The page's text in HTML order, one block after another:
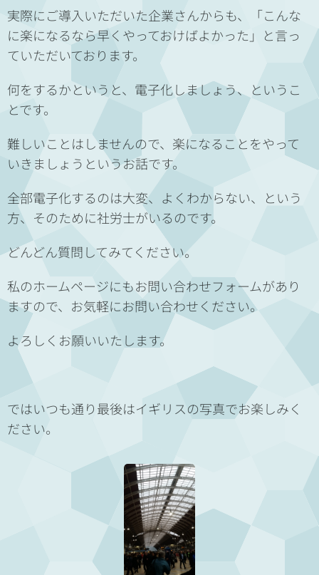
実際にご導入いただいた企業さんからも、「こんな
に楽になるなら早くやっておけばよかった」と言っ
ていただいております。
何をするかというと、電子化しましょう、というこ
とです。
難しいことはしませんので、楽になることをやって
いきましょうというお話です。
全部電子化するのは大変、よくわからない、という
方、そのために社労士がいるのです。
どんどん質問してみてください。
私のホームページにもお問い合わせフォームがあり
ますので、お気軽にお問い合わせください。
よろしくお願いいたします。
ではいつも通り最後はイギリスの写真でお楽しみく
ださい。